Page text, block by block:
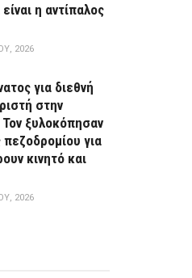
η αντίπαλος
2026
για διεθνή
στην
ξυλοκόπησαν
για
κινητό και
2026